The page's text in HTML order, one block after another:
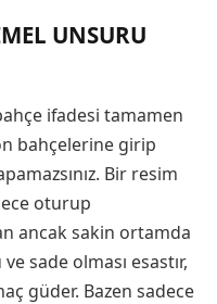
UNSURU
ifadesi tamamen
bahçelerine girip
Bir resim
oturup
ancak sakin ortamda
sade olması esastır,
güder. Bazen sadece